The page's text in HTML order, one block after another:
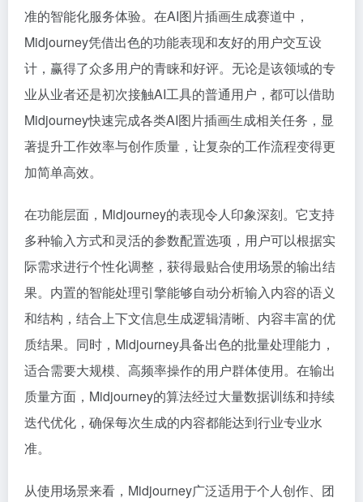
准的智能化服务体验。在AI图片插画生成赛道中，
Midjourney凭借出色的功能表现和友好的用户交互设
计，赢得了众多用户的青睐和好评。无论是该领域的专
业从业者还是初次接触AI工具的普通用户，都可以借助
Midjourney快速完成各类AI图片插画生成相关任务，显
著提升工作效率与创作质量，让复杂的工作流程变得更
加简单高效。
在功能层面，Midjourney的表现令人印象深刻。它支持
多种输入方式和灵活的参数配置选项，用户可以根据实
际需求进行个性化调整，获得最贴合使用场景的输出结
果。内置的智能处理引擎能够自动分析输入内容的语义
和结构，结合上下文信息生成逻辑清晰、内容丰富的优
质结果。同时，Midjourney具备出色的批量处理能力，
适合需要大规模、高频率操作的用户群体使用。在输出
质量方面，Midjourney的算法经过大量数据训练和持续
迭代优化，确保每次生成的内容都能达到行业专业水
准。
从使用场景来看，Midjourney广泛适用于个人创作、团